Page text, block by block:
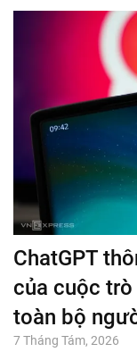
ChatGPT
của cuộc
toàn bộ
7 Tháng Tám, 2026